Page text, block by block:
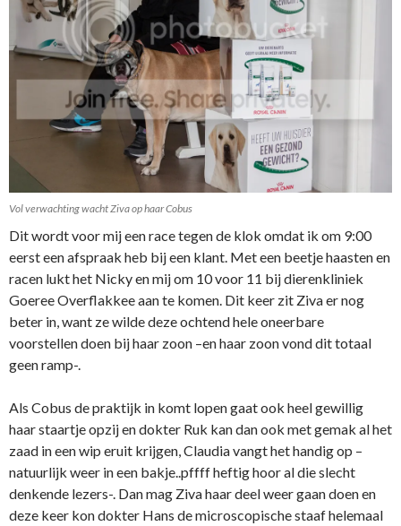
Vol verwachting wacht Ziva op haar Cobus
Dit wordt voor mij een race tegen de klok omdat ik om 9:00
eerst een afspraak heb bij een klant. Met een beetje haasten en
racen lukt het Nicky en mij om 10 voor 11 bij dierenkliniek
Goeree Overflakkee aan te komen. Dit keer zit Ziva er nog
beter in, want ze wilde deze ochtend hele oneerbare
voorstellen doen bij haar zoon –en haar zoon vond dit totaal
geen ramp-.
Als Cobus de praktijk in komt lopen gaat ook heel gewillig
haar staartje opzij en dokter Ruk kan dan ook met gemak al het
zaad in een wip eruit krijgen, Claudia vangt het handig op –
natuurlijk weer in een bakje..pffff heftig hoor al die slecht
denkende lezers-. Dan mag Ziva haar deel weer gaan doen en
deze keer kon dokter Hans de microscopische staaf helemaal